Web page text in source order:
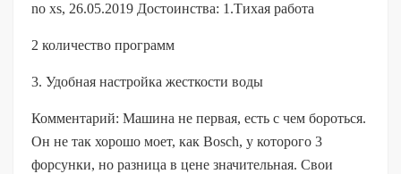
no xs, 26.05.2019 Достоинства: 1.Тихая работа
2 количество программ
3. Удобная настройка жесткости воды
Комментарий: Машина не первая, есть с чем бороться.
Он не так хорошо моет, как Bosch, у которого 3
форсунки, но разница в цене значительная. Свои